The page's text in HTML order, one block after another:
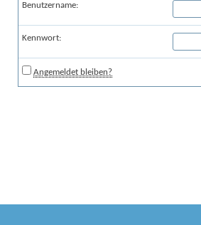
Benutzername:
Kennwort:
Angemeldet bleiben?